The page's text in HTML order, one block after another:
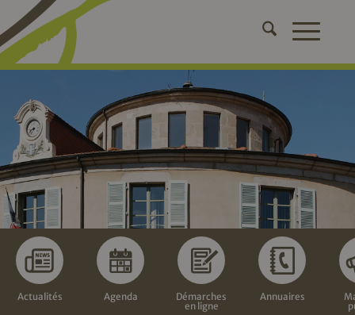
Actualités Agenda
Démarches
en ligne
Annuaires